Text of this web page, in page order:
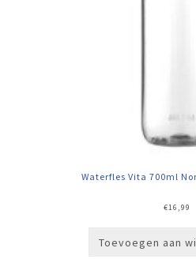
Waterfles Vita 700ml
€16,99
Toevoegen aan